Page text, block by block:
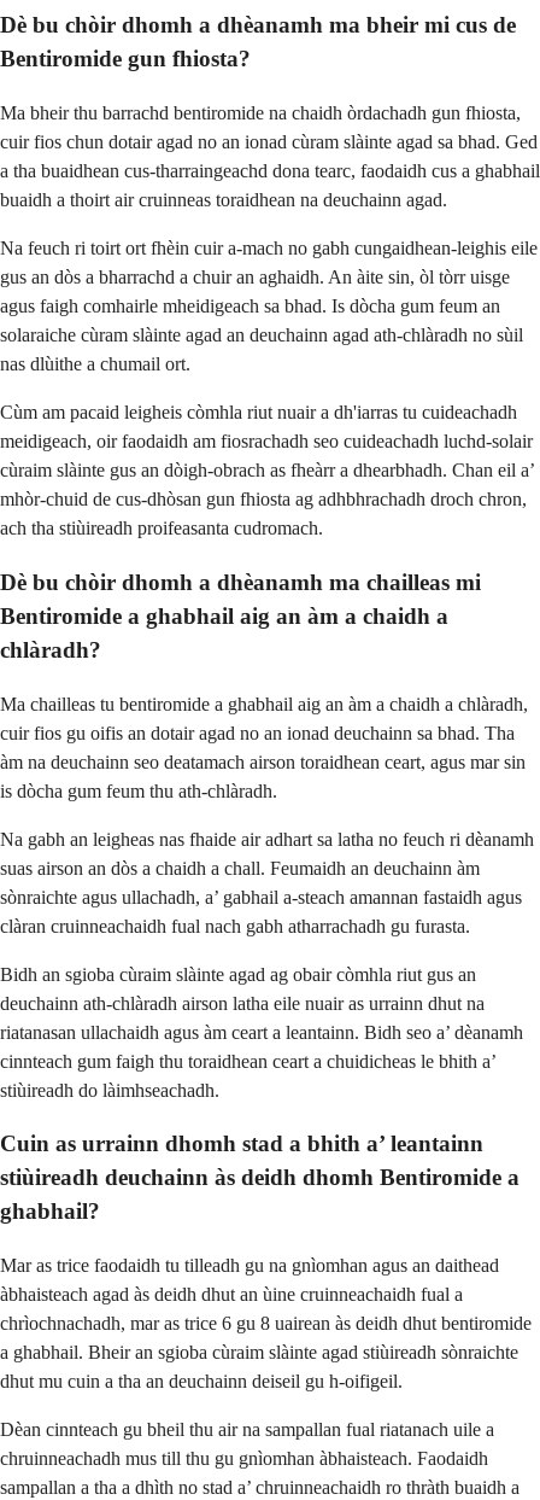
Dè bu chòir dhomh a dhèanamh ma bheir mi cus de
Bentiromide gun fhiosta?
Ma bheir thu barrachd bentiromide na chaidh òrdachadh gun fhiosta,
cuir fios chun dotair agad no an ionad cùram slàinte agad sa bhad. Ged
a tha buaidhean cus-tharraingeachd dona tearc, faodaidh cus a ghabhail
buaidh a thoirt air cruinneas toraidhean na deuchainn agad.
Na feuch ri toirt ort fhèin cuir a-mach no gabh cungaidhean-leighis eile
gus an dòs a bharrachd a chuir an aghaidh. An àite sin, òl tòrr uisge
agus faigh comhairle mheidigeach sa bhad. Is dòcha gum feum an
solaraiche cùram slàinte agad an deuchainn agad ath-chlàradh no sùil
nas dlùithe a chumail ort.
Cùm am pacaid leigheis còmhla riut nuair a dh'iarras tu cuideachadh
meidigeach, oir faodaidh am fiosrachadh seo cuideachadh luchd-solair
cùraim slàinte gus an dòigh-obrach as fheàrr a dhearbhadh. Chan eil a’
mhòr-chuid de cus-dhòsan gun fhiosta ag adhbhrachadh droch chron,
ach tha stiùireadh proifeasanta cudromach.
Dè bu chòir dhomh a dhèanamh ma chailleas mi
Bentiromide a ghabhail aig an àm a chaidh a
chlàradh?
Ma chailleas tu bentiromide a ghabhail aig an àm a chaidh a chlàradh,
cuir fios gu oifis an dotair agad no an ionad deuchainn sa bhad. Tha
àm na deuchainn seo deatamach airson toraidhean ceart, agus mar sin
is dòcha gum feum thu ath-chlàradh.
Na gabh an leigheas nas fhaide air adhart sa latha no feuch ri dèanamh
suas airson an dòs a chaidh a chall. Feumaidh an deuchainn àm
sònraichte agus ullachadh, a’ gabhail a-steach amannan fastaidh agus
clàran cruinneachaidh fual nach gabh atharrachadh gu furasta.
Bidh an sgioba cùraim slàinte agad ag obair còmhla riut gus an
deuchainn ath-chlàradh airson latha eile nuair as urrainn dhut na
riatanasan ullachaidh agus àm ceart a leantainn. Bidh seo a’ dèanamh
cinnteach gum faigh thu toraidhean ceart a chuidicheas le bhith a’
stiùireadh do làimhseachadh.
Cuin as urrainn dhomh stad a bhith a’ leantainn
stiùireadh deuchainn às deidh dhomh Bentiromide a
ghabhail?
Mar as trice faodaidh tu tilleadh gu na gnìomhan agus an daithead
àbhaisteach agad às deidh dhut an ùine cruinneachaidh fual a
chrìochnachadh, mar as trice 6 gu 8 uairean às deidh dhut bentiromide
a ghabhail. Bheir an sgioba cùraim slàinte agad stiùireadh sònraichte
dhut mu cuin a tha an deuchainn deiseil gu h-oifigeil.
Dèan cinnteach gu bheil thu air na sampallan fual riatanach uile a
chruinneachadh mus till thu gu gnìomhan àbhaisteach. Faodaidh
sampallan a tha a dhìth no stad a’ chruinneachaidh ro thràth buaidh a